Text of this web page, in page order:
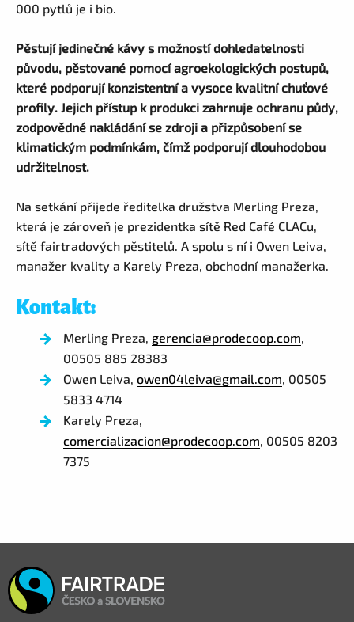
000 pytlů je i bio.
Pěstují jedinečné kávy s možností dohledatelnosti
původu, pěstované pomocí agroekologických postupů,
které podporují konzistentní a vysoce kvalitní chuťové
profily. Jejich přístup k produkci zahrnuje ochranu půdy,
zodpovědné nakládání se zdroji a přizpůsobení se
klimatickým podmínkám, čímž podporují dlouhodobou
udržitelnost.
Na setkání přijede ředitelka družstva Merling Preza,
která je zároveň je prezidentka sítě Red Café CLACu,
sítě fairtradových pěstitelů. A spolu s ní i Owen Leiva,
manažer kvality a Karely Preza, obchodní manažerka.
Kontakt:
Merling Preza, gerencia@prodecoop.com,
00505 885 28383
Owen Leiva, owen04leiva@gmail.com, 00505
5833 4714
Karely Preza,
comercializacion@prodecoop.com, 00505 8203
7375